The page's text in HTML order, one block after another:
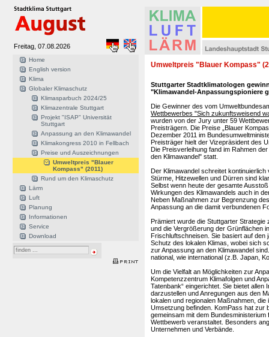
Freitag, 07.08.2026
Home
English version
Klima
Globaler Klimaschutz
Klimasparbuch 2024/25
Klimazentrale Stuttgart
Projekt "ISAP" Universität
Stuttgart
Anpassung an den Klimawandel
Klimakongress 2010 in Fellbach
Preise und Auszeichnungen
Umweltpreis "Blauer
Kompass" (2011)
Rund um den Klimaschutz
Lärm
Luft
Planung
Informationen
Service
Download
Umweltpreis "Blauer Kompass"
Stuttgarter Stadtklimatologen
"Klimawandel-Anpassungspioniere
Die Gewinner des vom
Wettbewerbes "Sich zukunftsweisend
wurden von der Jury unter 59
Preisträgern. Die Preise „Blauer
Dezember 2011 im
Preisträger hielt der Vizepräsident des
Die Preisverleihung fand im Rahmen
den Klimawandel" statt.
Der Klimawandel schreitet
Stürme, Hitzewellen und Dürren sind
Selbst wenn heute der gesamte
Wirkungen des Klimawandels auch in
Neben Maßnahmen zur Begrenzung
Anpassung an die damit verbundenen
Prämiert wurde die Stuttgarter
und die Vergrößerung der Grünflächen
Frischluftschneisen. Sie basiert auf den
Schutz des lokalen Klimas, wobei sich
zur Anpassung an den Klimawandel
national, wie international (z.B. Japan,
Um die Vielfalt an Möglichkeiten zur
Kompetenzzentrum Klimafolgen und
Tatenbank“ eingerichtet. Sie bietet
darzustellen und Anregungen aus den
lokalen und regionalen Maßnahmen,
Umsetzung befinden. KomPass hat zur
gemeinsam mit dem
Wettbewerb veranstaltet. Besonders
Unternehmen und Verbände.